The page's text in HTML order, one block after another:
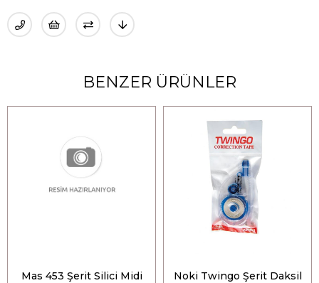
BENZER ÜRÜNLER
Mas 453 Şerit Silici Midi
Noki Twingo Şerit Daksil